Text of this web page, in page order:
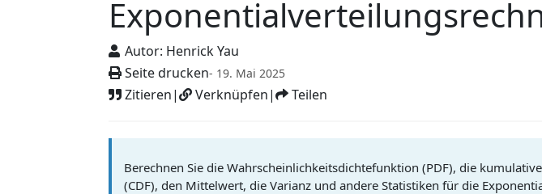
Autor: Henrick Yau
Seite drucken- 19. Mai 2025
Zitieren| Verknüpfen| Teilen
Berechnen Sie die Wahrscheinlichkeitsdichtefunktion (PDF), die
(CDF), den Mittelwert, die Varianz und andere Statistiken für die